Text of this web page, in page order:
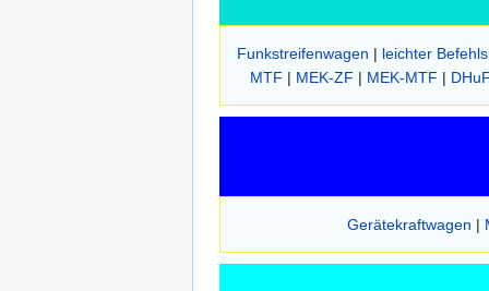
Funkstreifenwagen | leichter
MTF | MEK-ZF | MEK-MTF |
Gerätekraftwagen |